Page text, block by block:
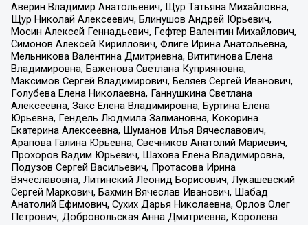
Аверин Владимир Анатольевич, Щур Татьяна Михайловна,
Щур Николай Алексеевич, Блинушов Андрей Юрьевич,
Мосин Алексей Геннадьевич, Гефтер Валентин Михайлович,
Симонов Алексей Кириллович, Флиге Ирина Анатольевна,
Мельникова Валентина Дмитриевна, Вититинова Елена
Владимировна, Баженова Светлана Куприяновна,
Максимов Сергей Владимирович, Беляев Сергей Иванович,
Голубева Елена Николаевна, Ганнушкина Светлана
Алексеевна, Закс Елена Владимировна, Буртина Елена
Юрьевна, Гендель Людмила Залмановна, Кокорина
Екатерина Алексеевна, Шуманов Илья Вячеславович,
Арапова Галина Юрьевна, Свечников Анатолий Мариевич,
Прохоров Вадим Юрьевич, Шахова Елена Владимировна,
Подузов Сергей Васильевич, Протасова Ирина
Вячеславовна, Литинский Леонид Борисович, Лукашевский
Сергей Маркович, Бахмин Вячеслав Иванович, Шабад
Анатолий Ефимович, Сухих Дарья Николаевна, Орлов Олег
Петрович, Добровольская Анна Дмитриевна, Королева